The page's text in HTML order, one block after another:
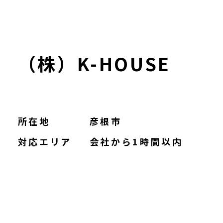
（株）K-HOUSE
所在地
彦根市
対応エリア
会社から1時間以内